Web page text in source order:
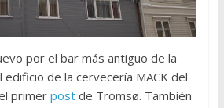
por el bar más antiguo de la
edificio de la cervecería MACK del
primerpost de Tromsø. También